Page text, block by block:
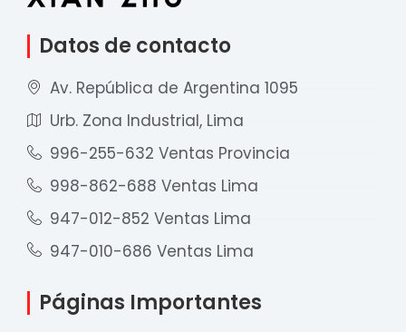
Datos de contacto
Av. República de Argentina 1095
Urb. Zona Industrial, Lima
996-255-632 Ventas Provincia
998-862-688 Ventas Lima
947-012-852 Ventas Lima
947-010-686 Ventas Lima
Páginas Importantes